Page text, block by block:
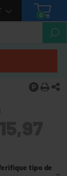
0
tipo de